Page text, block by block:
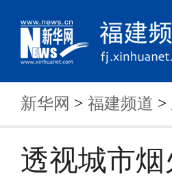
新华网 > 福建频道 >
透视城市